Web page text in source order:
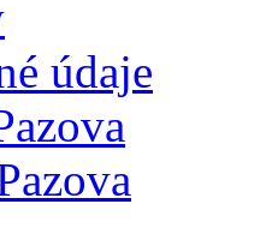
údaje